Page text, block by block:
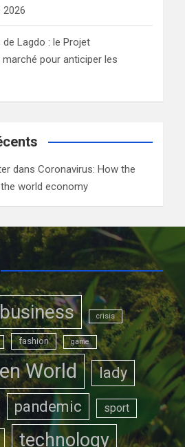
2026
Lagdo : le Projet
marché pour anticiper les
dansCoronavirus: How the
world economy
business crisis
fashion game
World lady
pandemic sport
technology